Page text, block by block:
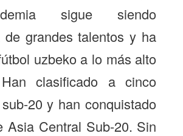
sigue siendo
de grandes talentos y ha
uzbeko a lo más alto
clasificado a cinco
20 y han conquistado
Asia Central Sub-20. Sin